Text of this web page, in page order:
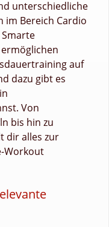
unterschiedliche
im Bereich Cardio
auf
dazu gibt es
Von
bis hin zu
dir alles zur
Workout